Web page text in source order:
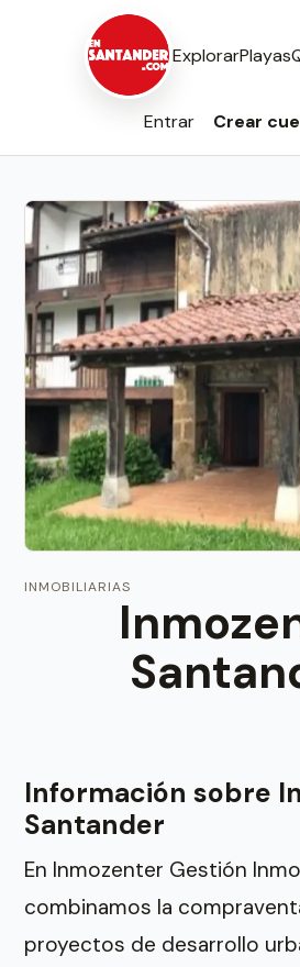
ExplorarPlayas
Entrar Crear
INMOBILIARIAS
Información sobre
Santander
En Inmozenter Gestión
combinamos la
proyectos de desarrollo